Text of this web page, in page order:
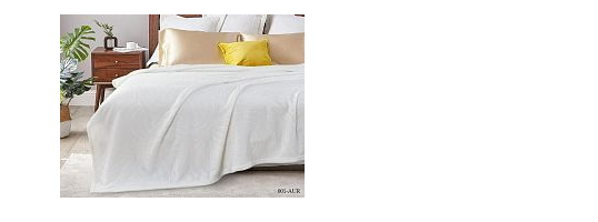
Купить в 1 клик
Сравнение
В избранное
В наличии